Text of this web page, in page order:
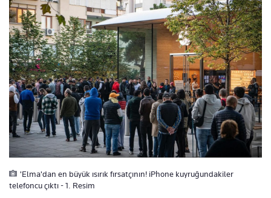
'Elma'dan en büyük ısırık fırsatçının! iPhone kuyruğundakiler
telefoncu çıktı - 1. Resim